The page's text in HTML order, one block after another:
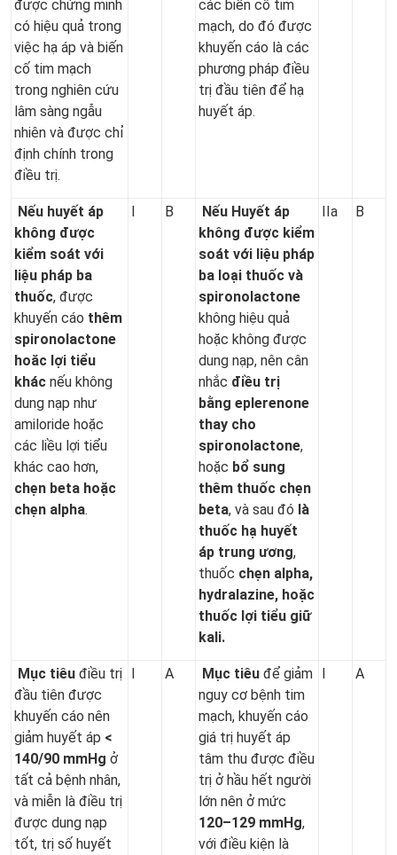
được chứng minh
có hiệu quả trong
việc hạ áp và biến
cố tim mạch
trong nghiên cứu
lâm sàng ngẫu
nhiên và được chỉ
định chính trong
điều trị.
các biến cố tim
mạch, do đó được
khuyến cáo là các
phương pháp điều
trị đầu tiên để hạ
huyết áp.
Nếu huyết áp
không được
kiểm soát với
liệu pháp ba
thuốc, được
khuyến cáo thêm
spironolactone
hoăc lợi tiểu
khác nếu không
dung nạp như
amiloride hoặc
các liều lợi tiểu
khác cao hơn,
chẹn beta hoặc
chẹn alpha.
I B Nếu Huyết áp
không được kiểm
soát với liệu pháp
ba loại thuốc và
spironolactone
không hiệu quả
hoặc không được
dung nạp, nên cân
nhắc điều trị
bằng eplerenone
thay cho
spironolactone,
hoặc bổ sung
thêm thuốc chẹn
beta, và sau đó là
thuốc hạ huyết
áp trung ương,
thuốc chẹn alpha,
hydralazine, hoặc
thuốc lợi tiểu giữ
kali.
IIa B
Mục tiêu điều trị
đầu tiên được
khuyến cáo nên
giảm huyết áp <
140/90 mmHg ở
tất cả bệnh nhân,
và miễn là điều trị
được dung nạp
tốt, trị số huyết
I A Mục tiêu để giảm
nguy cơ bệnh tim
mạch, khuyến cáo
giá trị huyết áp
tâm thu được điều
trị ở hầu hết người
lớn nên ở mức
120–129 mmHg,
với điều kiện là
I A